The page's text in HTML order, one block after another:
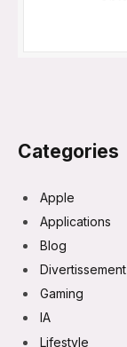
Categories
Apple
Applications
Blog
Divertissement
Gaming
IA
Lifestyle